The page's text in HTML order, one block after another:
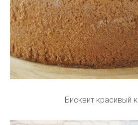
Бисквит красивый